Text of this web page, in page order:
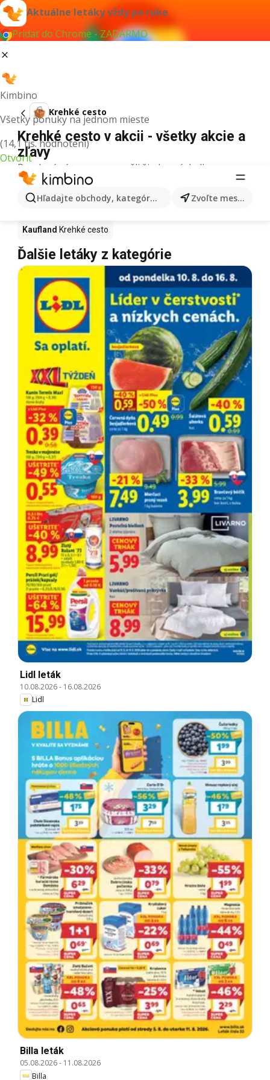
Aktuálne letáky vždy po ruke
Pridať do Chrome - ZADARMO
Kimbino
Všetky ponuky na jednom mieste
(14,1 tis. hodnotení)
Otvoriť
Hľadajte obchody, kategórie, produkty... Zvoľte mesto
Krehké cesto
Krehké cesto v akcii - všetky akcie a
zľavy
Pre daný výraz sme nenašli žiadne výsledky.
Krehké cesto v akcii - Kde kúpiť?
Tesco Krehké cesto Krehké cesto
Kaufland Krehké cesto
Ďalšie letáky z kategórie
Lidl leták
10.08.2026- 16.08.2026
Lidl
Billa leták
05.08.2026- 11.08.2026
Billa